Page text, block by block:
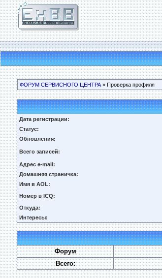
ФОРУМ СЕРВИСНОГО ЦЕНТРА » Проверка профиля
Дата регистрации:
Статус:
Обновления:
Всего записей:
Адрес e-mail:
Домашняя страничка:
Имя в AOL:
Номер в ICQ:
Откуда:
Интересы:
Форум
Всего: